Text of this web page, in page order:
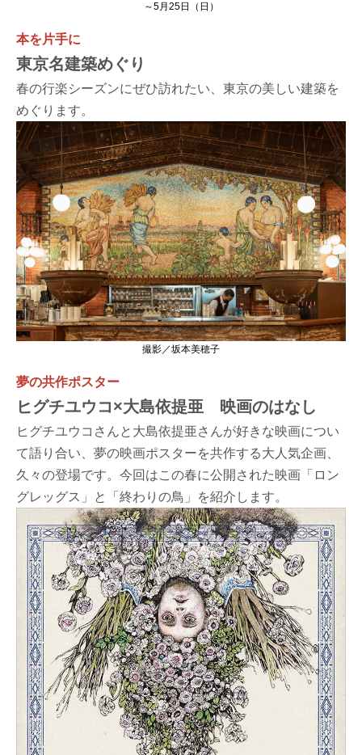
～5月25日（日）
本を片手に
東京名建築めぐり
春の行楽シーズンにぜひ訪れたい、東京の美しい建築を
めぐります。
撮影／坂本美穂子
夢の共作ポスター
ヒグチユウコ×大島依提亜 映画のはなし
ヒグチユウコさんと大島依提亜さんが好きな映画につい
て語り合い、夢の映画ポスターを共作する大人気企画、
久々の登場です。今回はこの春に公開された映画「ロン
グレッグス」と「終わりの鳥」を紹介します。